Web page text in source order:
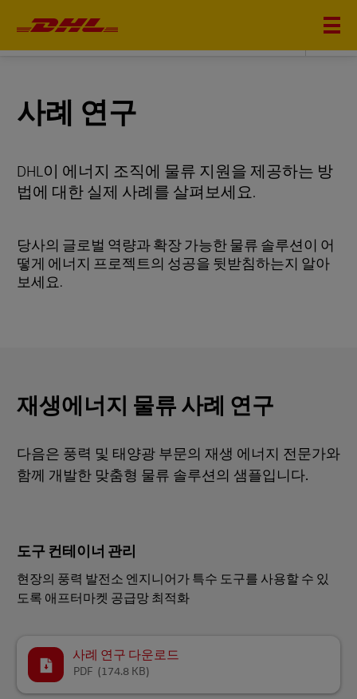
에너지
사례 연구
DHL이 에너지 조직에 물류 지원을 제공하는 방
법에 대한 실제 사례를 살펴보세요.
당사의 글로벌 역량과 확장 가능한 물류 솔루션이 어
떻게 에너지 프로젝트의 성공을 뒷받침하는지 알아
보세요.
재생에너지 물류 사례 연구
다음은 풍력 및 태양광 부문의 재생 에너지 전문가와
함께 개발한 맞춤형 물류 솔루션의 샘플입니다.
도구 컨테이너 관리
현장의 풍력 발전소 엔지니어가 특수 도구를 사용할 수 있
도록 애프터마켓 공급망 최적화
사례 연구 다운로드
(174.8 KB)
PDF